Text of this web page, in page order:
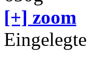
[+] zoom
Eingelegte